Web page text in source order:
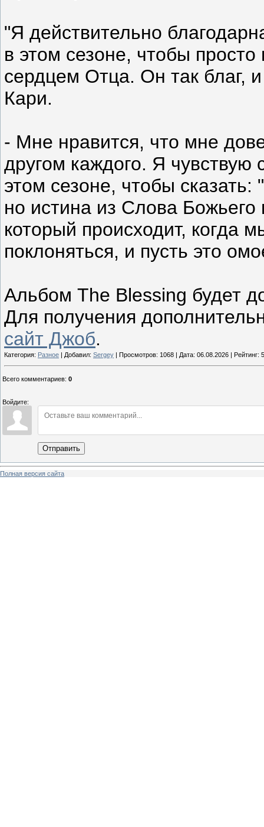
"Я действительно
в этом сезоне, чтобы
сердцем Отца. Он так благ,
Кари.
- Мне нравится, что мне
другом каждого. Я
этом сезоне, чтобы
но истина из Слова
который происходит, когда
поклоняться, и пусть это
Альбом The Blessing будет
Для получения
сайт Джоб.
Категория: Разное | Добавил: Sergey | Просмотров: 1068 | Дата: 06.08.2026 | Рейтинг:
Всего комментариев: 0
Войдите:
Отправить
Полная версия сайта